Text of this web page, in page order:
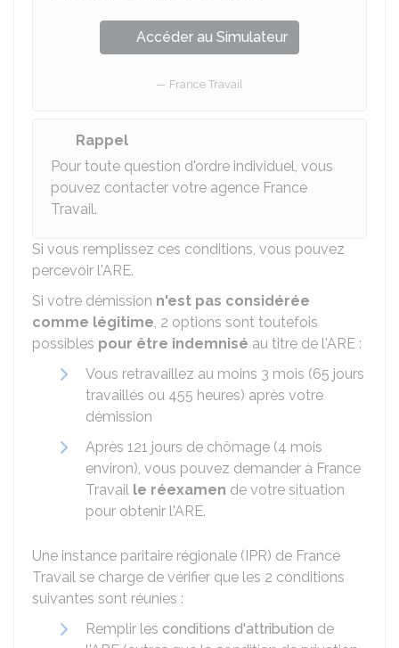
Accéder au Simulateur
France Travail
Rappel
Pour toute question d'ordre individuel, vous
pouvez contacter votre agence France
Travail.
Si vous remplissez ces conditions, vous pouvez
percevoir l'ARE.
Si votre démission n'est pas considérée
comme légitime, 2 options sont toutefois
possibles pour être indemnisé au titre de l'ARE :
Vous retravaillez au moins 3 mois (65 jours
travaillés ou 455 heures) après votre
démission
Après 121 jours de chômage (4 mois
environ), vous pouvez demander à France
Travail le réexamen de votre situation
pour obtenir l'ARE.
Une instance paritaire régionale (IPR) de France
Travail se charge de vérifier que les 2 conditions
suivantes sont réunies :
Remplir les conditions d'attribution de